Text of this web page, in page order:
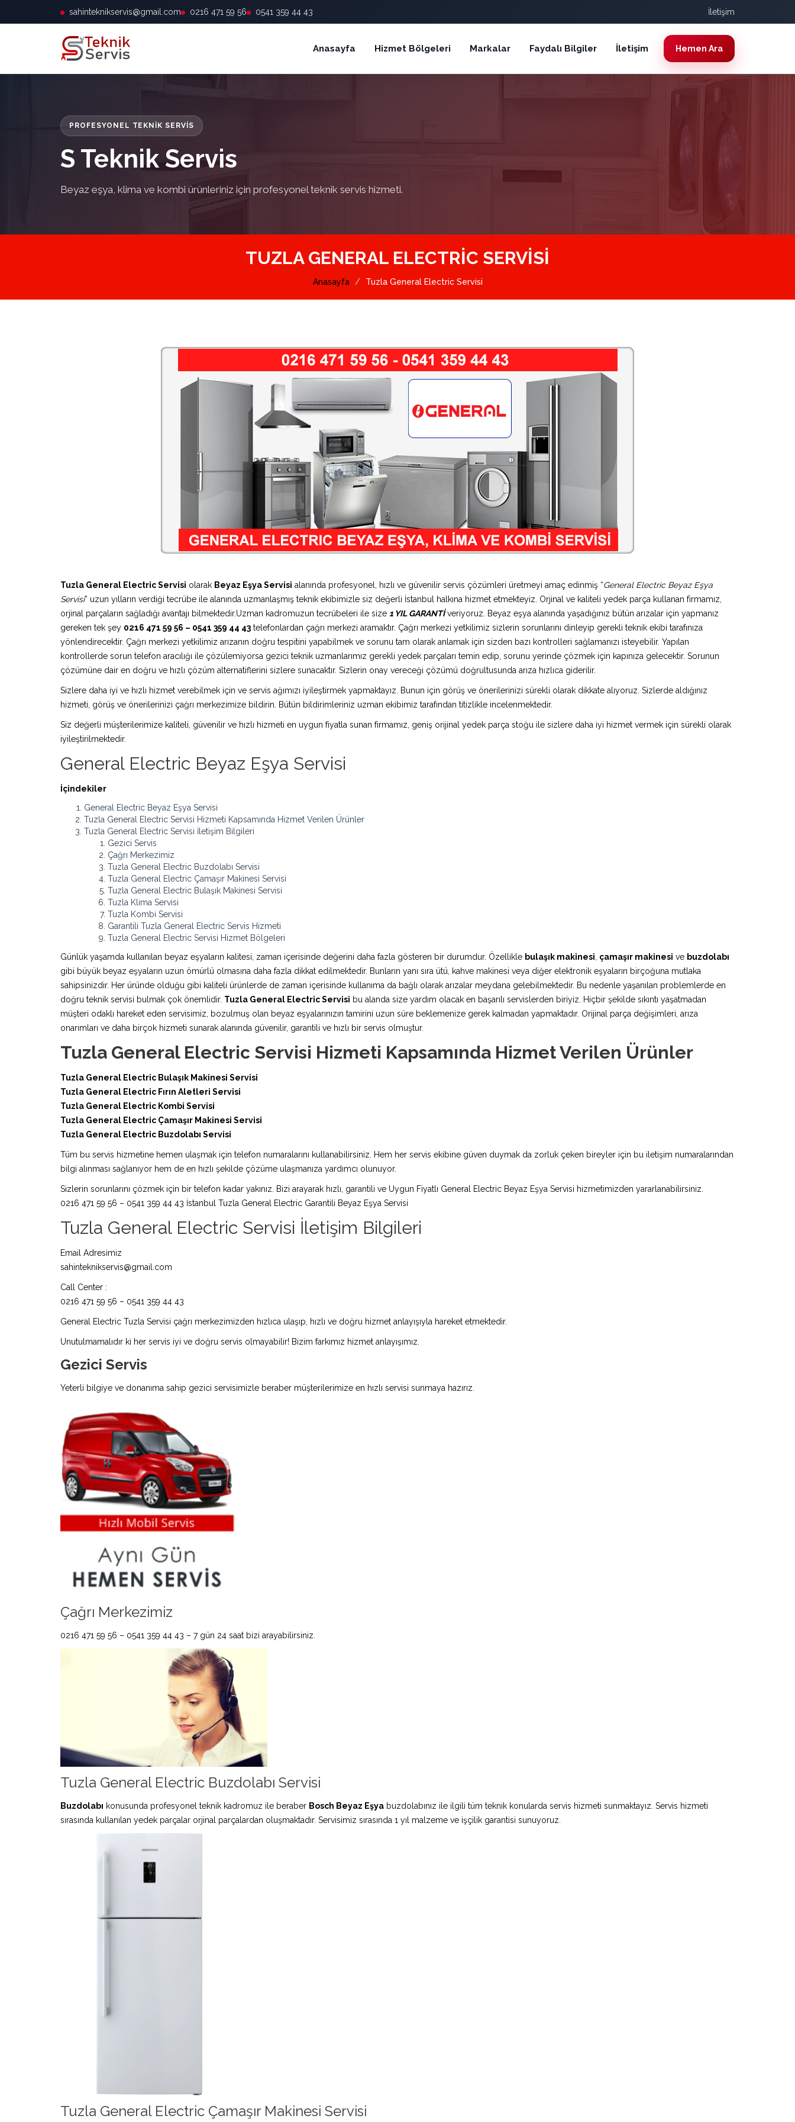
sahinteknikservis@gmail.com 0216 471 59 56 0541 359 44 43 İletişim
Anasayfa Hizmet Bölgeleri Markalar Faydalı Bilgiler İletişim Hemen Ara
PROFESYONEL TEKNIK SERVIS
S Teknik Servis
Beyaz eşya, klima ve kombi ürünleriniz için profesyonel teknik servis hizmeti.
TUZLA GENERAL ELECTRIC SERVISI
Anasayfa Tuzla General Electric Servisi
Tuzla General Electric Servisi olarak Beyaz Eşya Servisi alanında profesyonel, hızlı ve güvenilir servis çözümleri üretmeyi amaç edinmiş “General Electric Beyaz Eşya
Servisi” uzun yılların verdiği tecrübe ile alanında uzmanlaşmış teknik ekibimizle siz değerli İstanbul halkına hizmet etmekteyiz. Orjinal ve kaliteli yedek parça kullanan firmamız,
orjinal parçaların sağladığı avantajı bilmektedir.Uzman kadromuzun tecrübeleri ile size 1 YIL GARANTİveriyoruz. Beyaz eşya alanında yaşadığınız bütün arızalar için yapmanız
gereken tek şey 0216 471 59 56 – 0541 359 44 43 telefonlardan çağrı merkezi aramaktır. Çağrı merkezi yetkilimiz sizlerin sorunlarını dinleyip gerekli teknik ekibi tarafınıza
yönlendirecektir. Çağrı merkezi yetkilimiz arızanın doğru tespitini yapabilmek ve sorunu tam olarak anlamak için sizden bazı kontrolleri sağlamanızı isteyebilir. Yapılan
kontrollerde sorun telefon aracılığı ile çözülemiyorsa gezici teknik uzmanlarımız gerekli yedek parçaları temin edip, sorunu yerinde çözmek için kapınıza gelecektir. Sorunun
çözümüne dair en doğru ve hızlı çözüm alternatiflerini sizlere sunacaktır. Sizlerin onay vereceği çözümü doğrultusunda arıza hızlıca giderilir.
Sizlere daha iyi ve hızlı hizmet verebilmek için ve servis ağımızı iyileştirmek yapmaktayız. Bunun için görüş ve önerilerinizi sürekli olarak dikkate alıyoruz. Sizlerde aldığınız
hizmeti, görüş ve önerilerinizi çağrı merkezimize bildirin. Bütün bildirimleriniz uzman ekibimiz tarafından titizlikle incelenmektedir.
Siz değerli müşterilerimize kaliteli, güvenilir ve hızlı hizmeti en uygun fiyatla sunan firmamız, geniş orijinal yedek parça stoğu ile sizlere daha iyi hizmet vermek için sürekli olarak
iyileştirilmektedir.
General Electric Beyaz Eşya Servisi
İçindekiler
General Electric Beyaz Eşya Servisi
Tuzla General Electric Servisi Hizmeti Kapsamında Hizmet Verilen Ürünler
Tuzla General Electric Servisi İletişim Bilgileri
Gezici Servis
Çağrı Merkezimiz
Tuzla General Electric Buzdolabı Servisi
Tuzla General Electric Çamaşır Makinesi Servisi
Tuzla General Electric Bulaşık Makinesi Servisi
Tuzla Klima Servisi
Tuzla Kombi Servisi
Garantili Tuzla General Electric Servis Hizmeti
Tuzla General Electric Servisi Hizmet Bölgeleri
Günlük yaşamda kullanılan beyaz eşyaların kalitesi, zaman içerisinde değerini daha fazla gösteren bir durumdur. Özellikle bulaşık makinesi çamaşır makinesi ve buzdolabı
gibi büyük beyaz eşyaların uzun ömürlü olmasına daha fazla dikkat edilmektedir. Bunların yanı sıra ütü, kahve makinesi veya diğer elektronik eşyaların birçoğuna mutlaka
sahipsinizdir. Her üründe olduğu gibi kaliteli ürünlerde de zaman içerisinde kullanıma da bağlı olarak arızalar meydana gelebilmektedir. Bu nedenle yaşanılan problemlerde en
doğru teknik servisi bulmak çok önemlidir. Tuzla General Electric Servisi bu alanda size yardım olacak en başarılı servislerden biriyiz. Hiçbir şekilde sıkıntı yaşatmadan
müşteri odaklı hareket eden servisimiz, bozulmuş olan beyaz eşyalarınızın tamirini uzun süre beklemenize gerek kalmadan yapmaktadır. Orijinal parça değişimleri, arıza
onarımları ve daha birçok hizmeti sunarak alanında güvenilir, garantili ve hızlı bir servis olmuştur.
Tuzla General Electric Servisi Hizmeti Kapsamında Hizmet Verilen Ürünler
Tuzla General Electric Bulaşık Makinesi Servisi
Tuzla General Electric Fırın Aletleri Servisi
Tuzla General Electric Kombi Servisi
Tuzla General Electric Çamaşır Makinesi Servisi
Tuzla General Electric Buzdolabı Servisi
Tüm bu servis hizmetine hemen ulaşmak için telefon numaralarını kullanabilirsiniz. Hem her servis ekibine güven duymak da zorluk çeken bireyler için bu iletişim numaralarından
bilgi alınması sağlanıyor hem de en hızlı şekilde çözüme ulaşmanıza yardımcı olunuyor.
Sizlerin sorunlarını çözmek için bir telefon kadar yakınız. Bizi arayarak hızlı, garantili ve Uygun Fiyatlı General Electric Beyaz Eşya Servisi hizmetimizden yararlanabilirsiniz.
0216 471 59 56 – 0541 359 44 43 İstanbul Tuzla General Electric Garantili Beyaz Eşya Servisi
Tuzla General Electric Servisi İletişim Bilgileri
Email Adresimiz
sahinteknikservis@gmail.com
Call Center :
0216 471 59 56 – 0541 359 44 43
General Electric Tuzla Servisi çağrı merkezimizden hızlıca ulaşıp, hızlı ve doğru hizmet anlayışıyla hareket etmektedir.
Unutulmamalıdır ki her servis iyi ve doğru servis olmayabilir! Bizim farkımız hizmet anlayışımız.
Gezici Servis
Yeterli bilgiye ve donanıma sahip gezici servisimizle beraber müşterilerimize en hızlı servisi sunmaya hazırız.
Çağrı Merkezimiz
0216 471 59 56 – 0541 359 44 43 – 7 gün 24 saat bizi arayabilirsiniz.
Tuzla General Electric Buzdolabı Servisi
Buzdolabı konusunda profesyonel teknik kadromuz ile beraber Bosch Beyaz Eşya buzdolabınız ile ilgili tüm teknik konularda servis hizmeti sunmaktayız. Servis hizmeti
sırasında kullanılan yedek parçalar orjinal parçalardan oluşmaktadır. Servisimiz sırasında 1 yıl malzeme ve işçilik garantisi sunuyoruz.
Tuzla General Electric Çamaşır Makinesi Servisi